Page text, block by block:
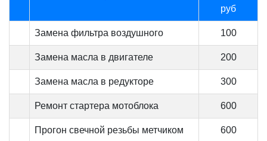
руб
Замена фильтра воздушного 100
Замена масла в двигателе 200
Замена масла в редукторе 300
Ремонт стартера мотоблока 600
Прогон свечной резьбы метчиком 600